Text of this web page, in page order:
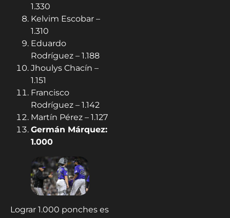
1.330
Kelvim Escobar –
1.310
Eduardo
Rodríguez – 1.188
Jhoulys Chacín –
1.151
Francisco
Rodríguez – 1.142
Martín Pérez – 1.127
Germán Márquez:
1.000
Lograr 1.000 ponches es